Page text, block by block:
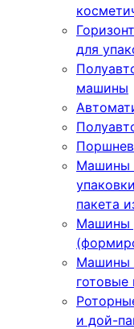
для
машины
Машины
пакета
Машины
Машины
и дой-